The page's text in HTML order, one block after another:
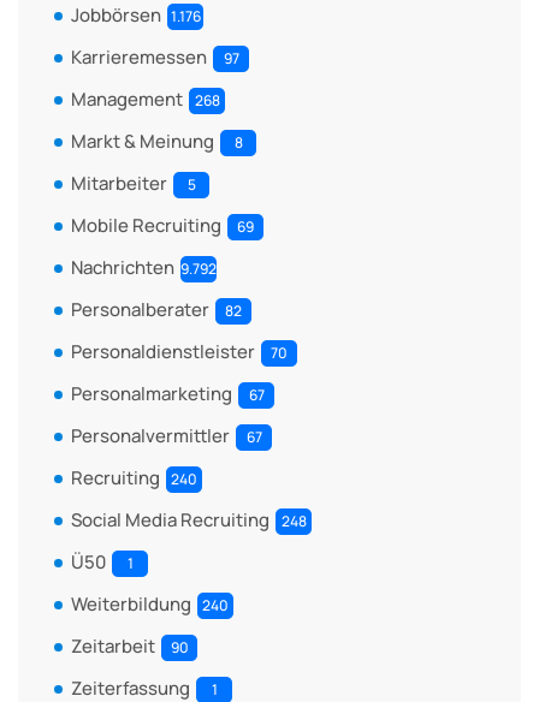
Jobbörsen 1.176
Karrieremessen 97
Management 268
Markt & Meinung 8
Mitarbeiter 5
Mobile Recruiting 69
Nachrichten 9.792
Personalberater 82
Personaldienstleister 70
Personalmarketing 67
Personalvermittler 67
Recruiting 240
Social Media Recruiting 248
Ü50 1
Weiterbildung 240
Zeitarbeit 90
Zeiterfassung 1